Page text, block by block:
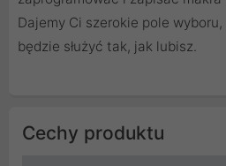
Dajemy Ci szerokie pole
będzie służyć tak, jak lubisz.
Cechy produktu